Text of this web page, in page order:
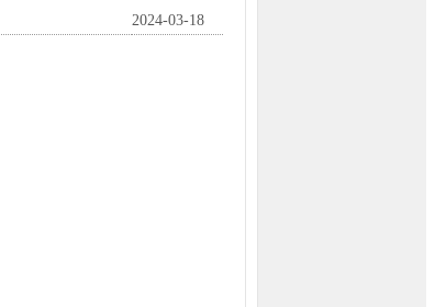
2024-03-18